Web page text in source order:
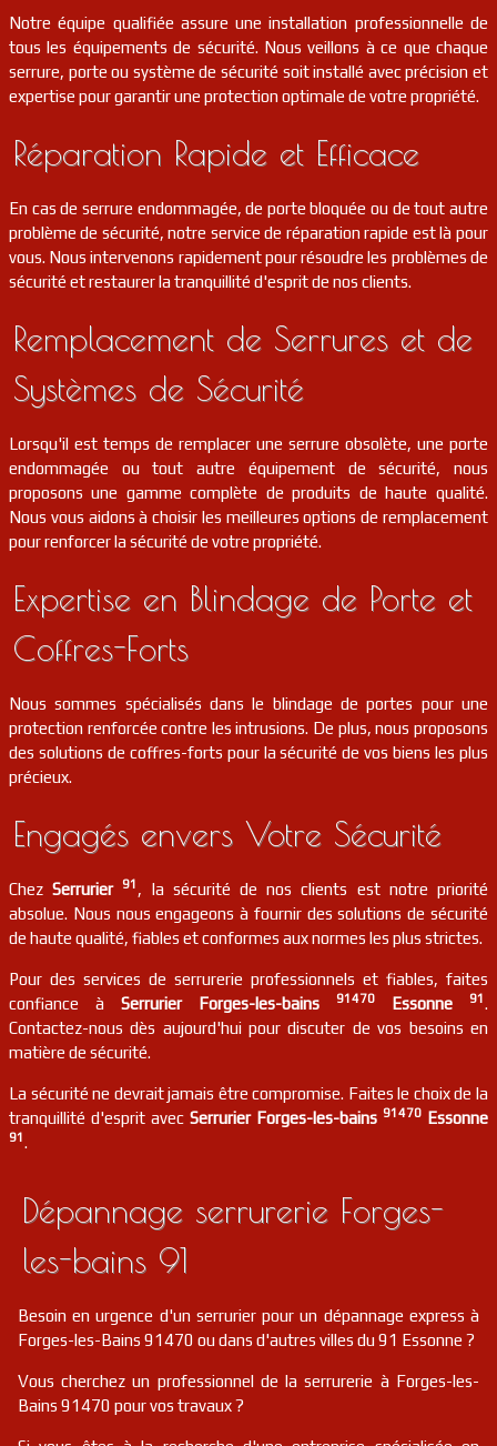
serrurier
serrurier 91 Courson-monteloup FR 91680
serrurier 91 Saclas FR 91690
serrurier 91 Nozay FR
serrurier 91 Sermaise FR
serrurier 91 Évry-courcouronnes
91 Épinay-sous-sénart FR 91860
91 Viry-châtillon FR 91170
serrurier 91 Gometz-le-châtel FR 91940
serrurier 91 Bures-sur-yvette FR 91440
serrurier 91 Bièvres FR 91570
serrurier 91 Wissous FR 91320
serrurier
serrurier 91 Écharcon FR
serrurier 91 Massy FR 91300
91 Villejust FR 91140
serrurier 91 Arrancourt FR 91690
serrurier 91 Ollainville FR 91340
serrurier 91 Ris-orangis FR
Notre équipe qualifiée assure une installation professionnelle de
tous les équipements de sécurité. Nous veillons à ce que chaque
serrure, porte ou système de sécurité soit installé avec précision et
expertise pour garantir une protection optimale de votre propriété.
Réparation Rapide et Efficace
En cas de serrure endommagée, de porte bloquée ou de tout autre
problème de sécurité, notre service de réparation rapide est là pour
vous. Nous intervenons rapidement pour résoudre les problèmes de
sécurité et restaurer la tranquillité d'esprit de nos clients.
Remplacement de Serrures et de
Systèmes de Sécurité
Lorsqu'il est temps de remplacer une serrure obsolète, une porte
endommagée ou tout autre équipement de sécurité, nous
proposons une gamme complète de produits de haute qualité.
Nous vous aidons à choisir les meilleures options de remplacement
pour renforcer la sécurité de votre propriété.
Expertise en Blindage de Porte et
Coffres-Forts
Nous sommes spécialisés dans le blindage de portes pour une
protection renforcée contre les intrusions. De plus, nous proposons
des solutions de coffres-forts pour la sécurité de vos biens les plus
précieux.
Engagés envers Votre Sécurité
ChezSerrurier91 , la sécurité de nos clients est notre priorité
absolue. Nous nous engageons à fournir des solutions de sécurité
de haute qualité, fiables et conformes aux normes les plus strictes.
Pour des services de serrurerie professionnels et fiables, faites
confiance à Serrurier Forges-les-bains 91470 Essonne 91.
Contactez-nous dès aujourd'hui pour discuter de vos besoins en
matière de sécurité.
La sécurité ne devrait jamais être compromise. Faites le choix de la
tranquillité d'esprit avec Serrurier Forges-les-bains 91470 Essonne
91.
Dépannage serrurerie Forges-
les-bains 91
Besoin en urgence d'un serrurier pour un dépannage express à
Forges-les-Bains 91470 ou dans d'autres villes du 91 Essonne ?
Vous cherchez un professionnel de la serrurerie à Forges-les-
Bains 91470 pour vos travaux ?